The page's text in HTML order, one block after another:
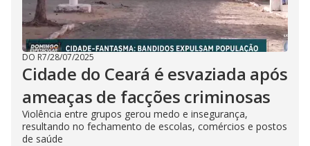
DO R7/28/07/2025
Cidade do Ceará é esvaziada após
ameaças de facções criminosas
Violência entre grupos gerou medo e insegurança,
resultando no fechamento de escolas, comércios e postos
de saúde